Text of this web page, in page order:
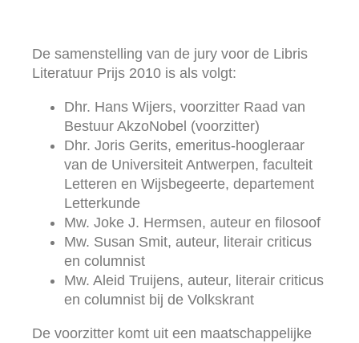
De samenstelling van de jury voor de Libris
Literatuur Prijs 2010 is als volgt:
Dhr. Hans Wijers, voorzitter Raad van
Bestuur AkzoNobel (voorzitter)
Dhr. Joris Gerits, emeritus-hoogleraar
van de Universiteit Antwerpen, faculteit
Letteren en Wijsbegeerte, departement
Letterkunde
Mw. Joke J. Hermsen, auteur en filosoof
Mw. Susan Smit, auteur, literair criticus
en columnist
Mw. Aleid Truijens, auteur, literair criticus
en columnist bij de Volkskrant
De voorzitter komt uit een maatschappelijke